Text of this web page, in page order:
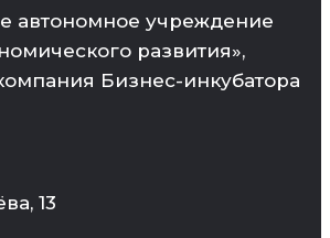
автономное учреждение
развития»,
Бизнес-инкубатора
13